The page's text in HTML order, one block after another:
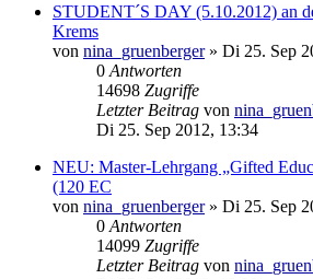
STUDENT´S DAY (5.10.2012) an
Krems
von nina_gruenberger» Di 25. Sep
0 Antworten
14698 Zugriffe
Letzter Beitrag von
Di 25. Sep 2012, 13:34
NEU: Master-Lehrgang „Gifted
(120 EC
von nina_gruenberger» Di 25. Sep
0 Antworten
14099 Zugriffe
Letzter Beitrag von